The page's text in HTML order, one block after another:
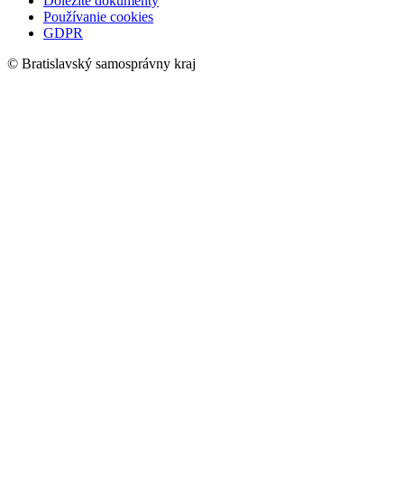
Používanie cookies
GDPR
© Bratislavský samosprávny kraj